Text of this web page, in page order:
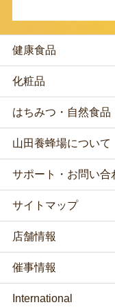
健康食品
化粧品
はちみつ・自然食品
山田養蜂場について
サポート・お問い合
サイトマップ
店舗情報
催事情報
International